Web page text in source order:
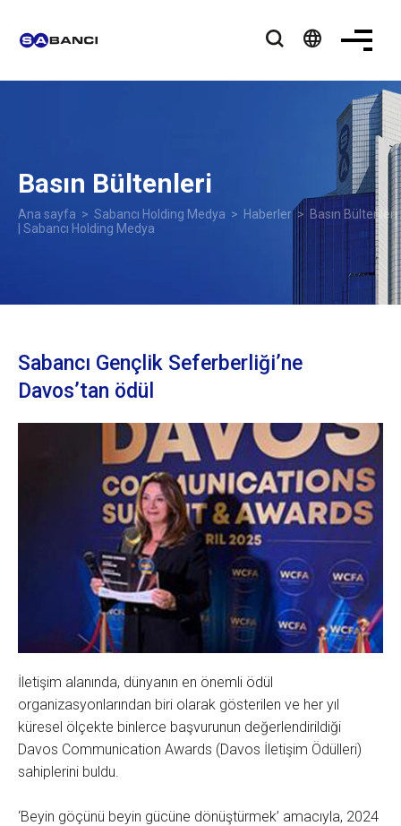
language
Basın Bültenleri
Ana sayfa > Sabancı Holding Medya > Haberler> Basın Bültenleri
| Sabancı Holding Medya
Sabancı Gençlik Seferberliği’ne
Davos’tan ödül
İletişim alanında, dünyanın en önemli ödül
organizasyonlarından biri olarak gösterilen ve her yıl
küresel ölçekte binlerce başvurunun değerlendirildiği
Davos Communication Awards (Davos İletişim Ödülleri)
sahiplerini buldu.
‘Beyin göçünü beyin gücüne dönüştürmek’ amacıyla, 2024